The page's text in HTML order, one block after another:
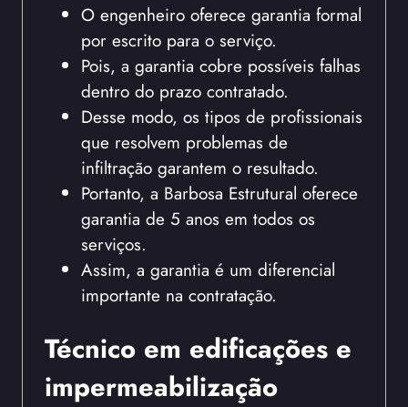
O engenheiro oferece garantia formal
por escrito para o serviço.
Pois, a garantia cobre possíveis falhas
dentro do prazo contratado.
Desse modo, os tipos de profissionais
que resolvem problemas de
infiltração garantem o resultado.
Portanto, a Barbosa Estrutural oferece
garantia de 5 anos em todos os
serviços.
Assim, a garantia é um diferencial
importante na contratação.
Técnico em edificações e
impermeabilização